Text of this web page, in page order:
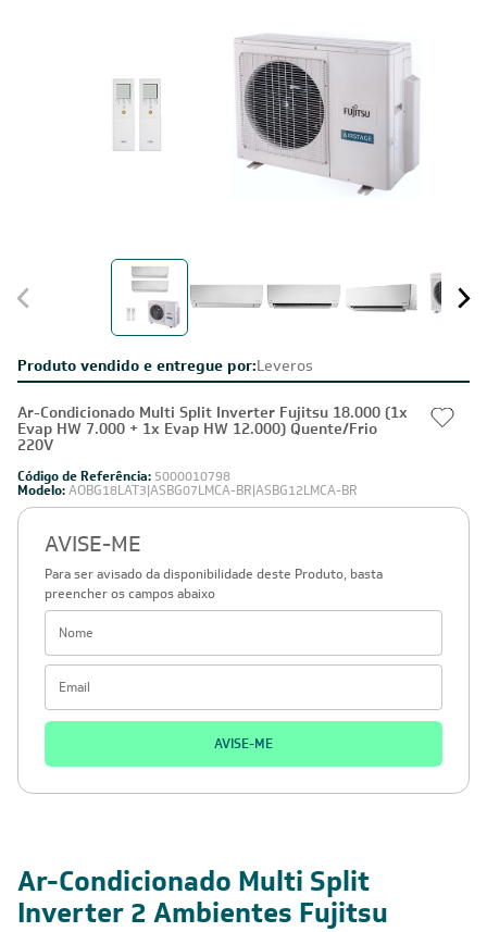
Produto vendido e entregue por:Leveros
Ar-Condicionado Multi Split Inverter Fujitsu 18.000 (1x
Evap HW 7.000 + 1x Evap HW 12.000) Quente/Frio
220V
Código de Referência: 5000010798
Modelo:AOBG18LAT3|ASBG07LMCA-BR|ASBG12LMCA-BR
AVISE-ME
Para ser avisado da disponibilidade deste Produto, basta
preencher os campos abaixo
AVISE-ME
Ar-Condicionado Multi Split
Inverter 2 Ambientes Fujitsu